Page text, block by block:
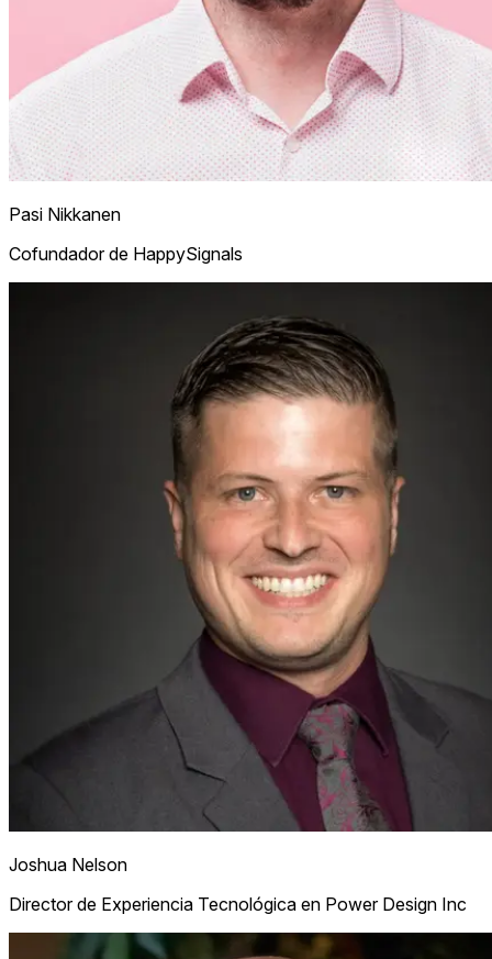
Pasi Nikkanen
Cofundador de HappySignals
Joshua Nelson
Director de Experiencia Tecnológica en Power Design Inc